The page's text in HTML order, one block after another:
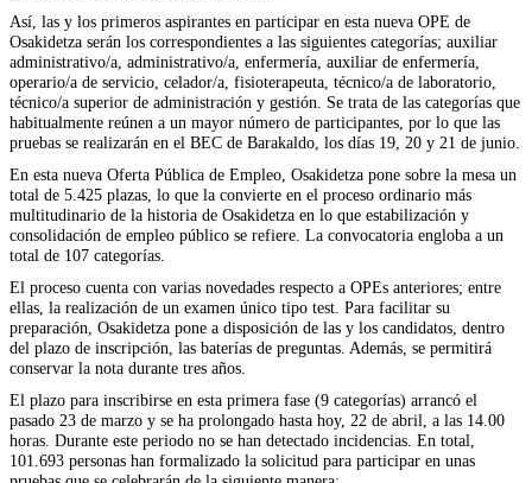
Así, las y los primeros aspirantes en participar en esta nueva OPE de
Osakidetza serán los correspondientes a las siguientes categorías; auxiliar
administrativo/a, administrativo/a, enfermería, auxiliar de enfermería,
operario/a de servicio, celador/a, fisioterapeuta, técnico/a de laboratorio,
técnico/a superior de administración y gestión. Se trata de las categorías que
habitualmente reúnen a un mayor número de participantes, por lo que las
pruebas se realizarán en el BEC de Barakaldo, los días 19, 20 y 21 de junio.
En esta nueva Oferta Pública de Empleo, Osakidetza pone sobre la mesa un
total de 5.425 plazas, lo que la convierte en el proceso ordinario más
multitudinario de la historia de Osakidetza en lo que estabilización y
consolidación de empleo público se refiere. La convocatoria engloba a un
total de 107 categorías.
El proceso cuenta con varias novedades respecto a OPEs anteriores; entre
ellas, la realización de un examen único tipo test. Para facilitar su
preparación, Osakidetza pone a disposición de las y los candidatos, dentro
del plazo de inscripción, las baterías de preguntas. Además, se permitirá
conservar la nota durante tres años.
El plazo para inscribirse en esta primera fase (9 categorías) arrancó el
pasado 23 de marzo y se ha prolongado hasta hoy, 22 de abril, a las 14.00
horas. Durante este periodo no se han detectado incidencias. En total,
101.693 personas han formalizado la solicitud para participar en unas